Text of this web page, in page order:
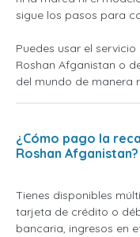
sigue los pasos para
Puedes usar el
Roshan Afganistan o
del mundo de manera
¿Cómo pago la
Roshan Afganistan?
Tienes disponibles
tarjeta de crédito o
bancaria, ingresos en